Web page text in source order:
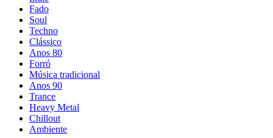
Fado
Soul
Techno
Clássico
Anos 80
Forró
Música tradicional
Anos 90
Trance
Heavy Metal
Chillout
Ambiente